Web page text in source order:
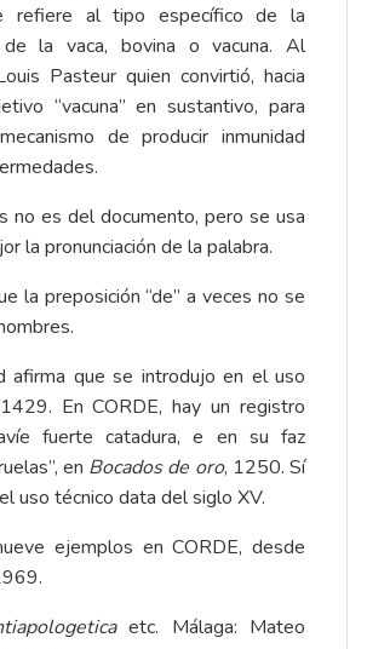
al tipo específico de la
de la vaca, bovina o vacuna. Al
Pasteur quien convirtió, hacia
“vacuna” en sustantivo, para
de producir inmunidad
no es del documento, pero se usa
la pronunciación de la palabra.
la preposición “de” a veces no se
afirma que se introdujo en el uso
EnCORDE, hay un registro
fuerte catadura, e en su faz
en Bocados de oro, 1250. Sí
uso técnico data del siglo XV.
ejemplos enCORDE, desde
etc. Málaga: Mateo